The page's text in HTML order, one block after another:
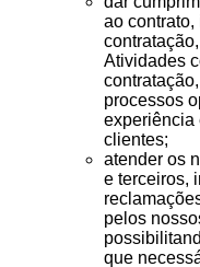
ao
Atividades
processos
experiência
clientes;
atender os
e terceiros,
pelos
que